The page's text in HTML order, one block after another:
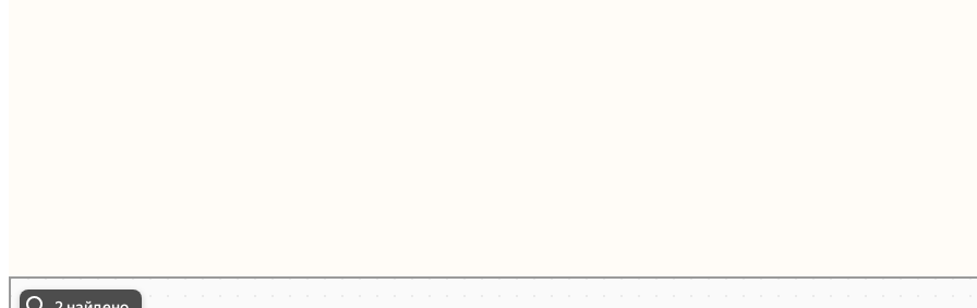
Упаковали Онлайн в Москве
Москва